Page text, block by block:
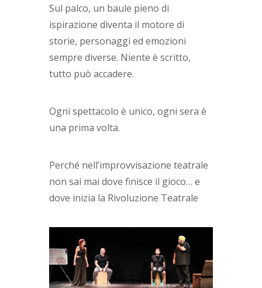
Sul palco, un baule pieno di
ispirazione diventa il motore di
storie, personaggi ed emozioni
sempre diverse. Niente è scritto,
tutto può accadere.
Ogni spettacolo è unico, ogni sera è
una prima volta.
Perché nell’improvvisazione teatrale
non sai mai dove finisce il gioco… e
dove inizia la Rivoluzione Teatrale